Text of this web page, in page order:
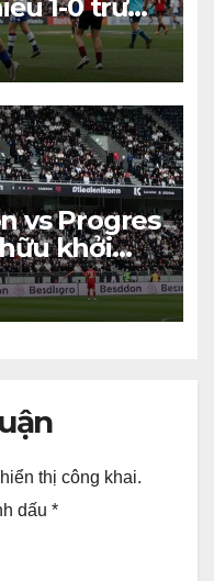
1-0 trước
vs Progres
khởi
thị công khai.
dấu *